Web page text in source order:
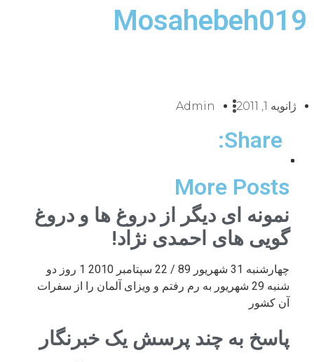
Mosahebeh019
ژانویه 1, 2011 Admin
Share:
More Posts
نمونه ای دیگر از دروغ ها و دروغ
گویی های احمدی نژاد!
چهارشنبه 31 شهریور 89 / 22 سپتامبر 2010 1 روز دو
شنبه 29 شهریور به رم رفتم و ویزای آلمان را از سفرات
آن کشور
پاسخ به چند پرسش یک خبرنگار